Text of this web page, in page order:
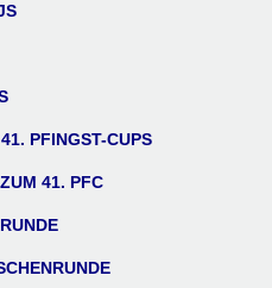
PFINGST-CUPS
41. PFC